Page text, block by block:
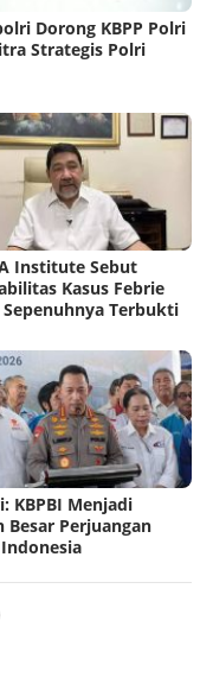
Dorong KBPP Polri
Strategis Polri
Institute Sebut
Kasus Febrie
Sepenuhnya Terbukti
KBPBI Menjadi
Besar Perjuangan